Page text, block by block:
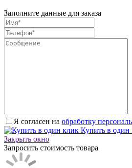
Заполните данные для заказа
Я согласен на обработку
Купить в один
Закрыть окно
Запросить стоимость товара